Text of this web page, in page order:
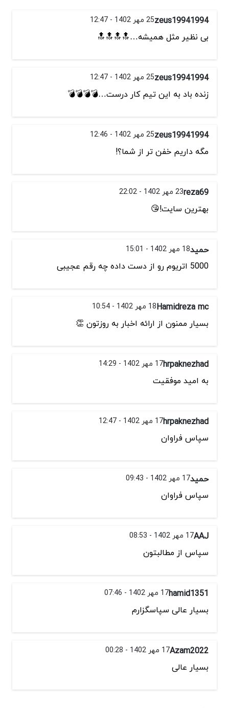
zeus1994199425 مهر 1402 - 12:47
بی نظیر مثل همیشه…🔝🔝🔝🔝
zeus1994199425 مهر 1402 - 12:47
زنده باد به این تیم کار درست…💣💣💣💣
zeus1994199425 مهر 1402 - 12:46
مگه داریم خفن تر از شما؟!
reza6923 مهر 1402 - 22:02
بهترین سایت!😘
حمید18 مهر 1402 - 15:01
5000 اتریوم رو از دست داده چه رقم عجیبی
Hamidreza mc18 مهر 1402 - 10:54
بسيار ممنون از ارائه اخبار به روزتون 👏
hrpaknezhad17 مهر 1402 - 14:29
به امید موفقیت
hrpaknezhad17 مهر 1402 - 12:47
سپاس فراوان
حمید17 مهر 1402 - 09:43
سپاس فراوان
AAJ17 مهر 1402 - 08:53
سپاس از مطالبتون
hamid135117 مهر 1402 - 07:46
بسیار عالی سپاسگزارم
Azam202217 مهر 1402 - 00:28
بسیار عالی